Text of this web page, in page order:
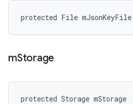
protected File mJsonKeyFile
mStorage
protected Storage mStorage